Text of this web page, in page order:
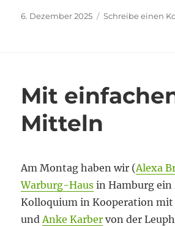
Veröffentlicht
6. Dezember 2025 Schreibe einen
Mit
Mitteln
Am Montag haben wir (Alexa
Warburg-Haus in Hamburg ein
Kolloquium in Kooperation
undAnke Karber von der